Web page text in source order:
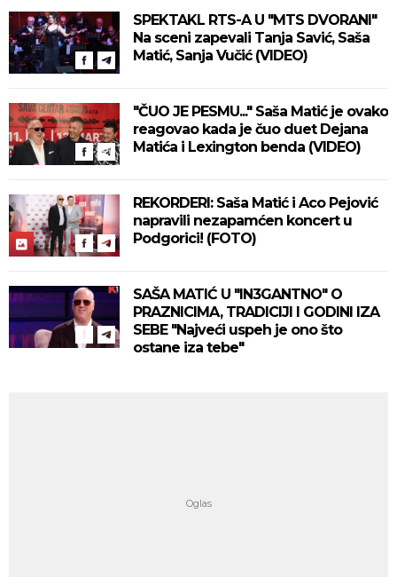
SPEKTAKL RTS-A U "MTS DVORANI"
Na sceni zapevali Tanja Savić, Saša
Matić, Sanja Vučić (VIDEO)
"ČUO JE PESMU..." Saša Matić je ovako
reagovao kada je čuo duet Dejana
Matića i Lexington benda (VIDEO)
REKORDERI: Saša Matić i Aco Pejović
napravili nezapamćen koncert u
Podgorici! (FOTO)
SAŠA MATIĆ U "IN3GANTNO" O
PRAZNICIMA, TRADICIJI I GODINI IZA
SEBE "Najveći uspeh je ono što
ostane iza tebe"